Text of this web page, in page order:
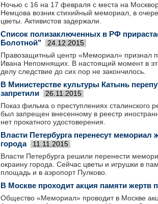
Ночью с 16 на 17 февраля с места на
Немцова возник стихийный мемориал, в
цветы. Активистов задержали.
Список полизаключенных в РФ
Болотной"
24.12.2015
Правозащитный центр «Мемориал» признал
Ивана Непомнящих. В настоящий момент в
делу следствие до сих пор не закончилось.
В Министерстве культуры Катынь
запретили
26.11.2015
Показ фильма о преступлениях сталинского
был запрещен внесенному в реестр
нет прокатного удостоверения.
Власти Петербурга перенесут
города
11.11.2015
Власти Петербурга решили перенести
окраину города. Сейчас цветы и игрушки в
площадь и в аэропорт Пулково.
В Москве проходит акция памяти жертв
Общество «Мемориал» проводит в Москве